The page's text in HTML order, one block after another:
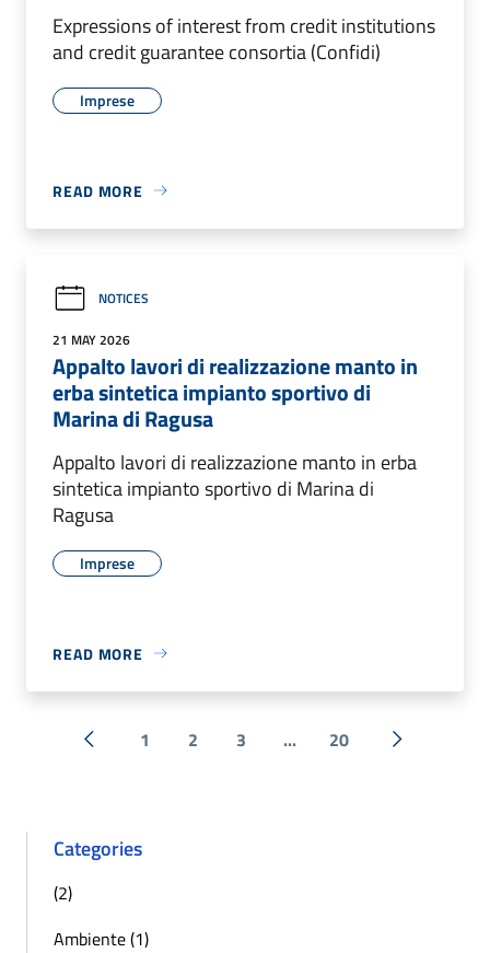
Expressions of interest from credit institutions
and credit guarantee consortia (Confidi)
Imprese
READ MORE
NOTICES
21 MAY 2026
Appalto lavori di realizzazione manto in
erba sintetica impianto sportivo di
Marina di Ragusa
Appalto lavori di realizzazione manto in erba
sintetica impianto sportivo di Marina di
Ragusa
Imprese
READ MORE
« Previous
1 2 3 ... 20 Next »
Categories
(2)
Ambiente (1)